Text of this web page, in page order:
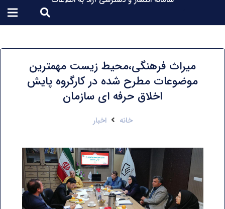
میراث فرهنگی،محیط زیست مهمترین
موضوعات مطرح شده در کارگروه پایش
اخلاق حرفه ای سازمان
خانه اخبار